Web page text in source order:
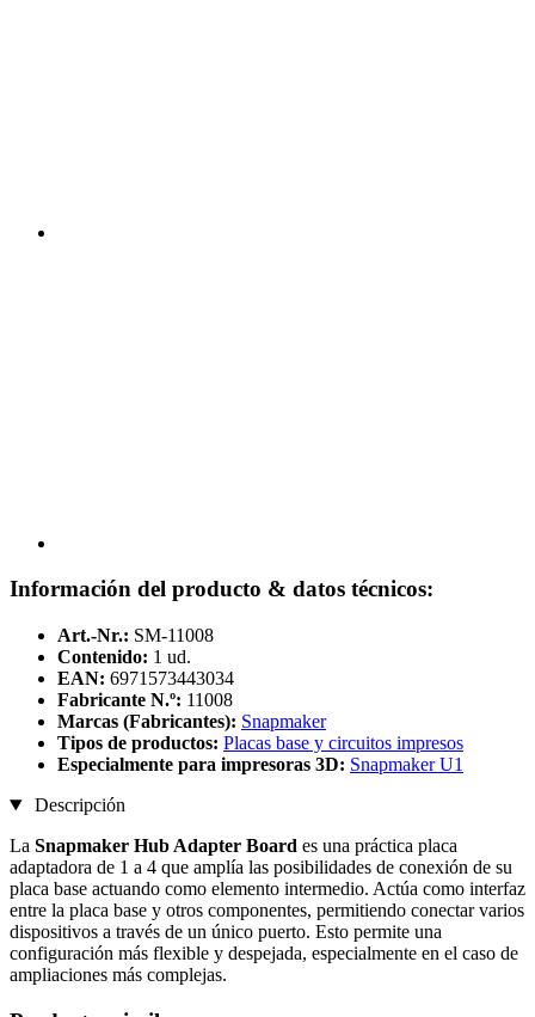
Información del producto & datos técnicos:
Art.-Nr.: SM-11008
Contenido: 1 ud.
EAN: 6971573443034
Fabricante N.º: 11008
Marcas (Fabricantes): Snapmaker
Tipos de productos: Placas base y circuitos impresos
Especialmente para impresoras 3D: Snapmaker U1
Descripción
La Snapmaker Hub Adapter Board es una práctica placa
adaptadora de 1 a 4 que amplía las posibilidades de conexión de su
placa base actuando como elemento intermedio. Actúa como interfaz
entre la placa base y otros componentes, permitiendo conectar varios
dispositivos a través de un único puerto. Esto permite una
configuración más flexible y despejada, especialmente en el caso de
ampliaciones más complejas.